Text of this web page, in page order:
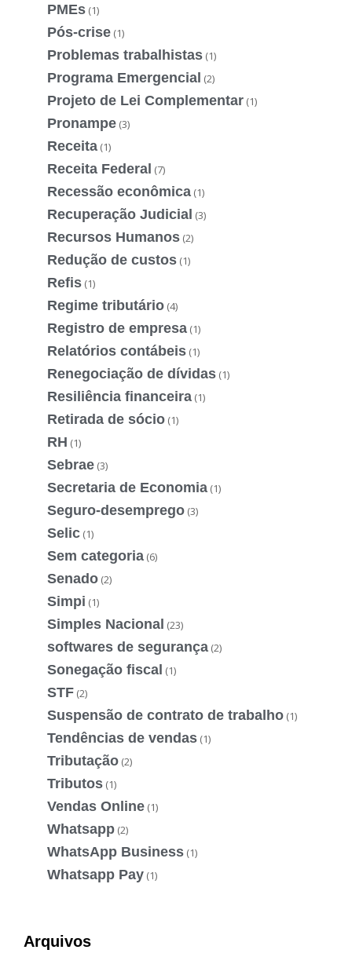
PMEs (1)
Pós-crise (1)
Problemas trabalhistas (1)
Programa Emergencial (2)
Projeto de Lei Complementar (1)
Pronampe (3)
Receita (1)
Receita Federal (7)
Recessão econômica (1)
Recuperação Judicial (3)
Recursos Humanos (2)
Redução de custos (1)
Refis (1)
Regime tributário (4)
Registro de empresa (1)
Relatórios contábeis (1)
Renegociação de dívidas (1)
Resiliência financeira (1)
Retirada de sócio (1)
RH (1)
Sebrae (3)
Secretaria de Economia (1)
Seguro-desemprego (3)
Selic (1)
Sem categoria (6)
Senado (2)
Simpi (1)
Simples Nacional (23)
softwares de segurança (2)
Sonegação fiscal (1)
STF (2)
Suspensão de contrato de trabalho (1)
Tendências de vendas (1)
Tributação (2)
Tributos (1)
Vendas Online (1)
Whatsapp (2)
WhatsApp Business (1)
Whatsapp Pay (1)
Arquivos